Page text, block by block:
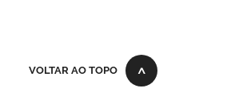
VOLTAR AO TOPO